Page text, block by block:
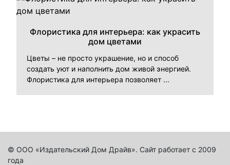
Флористика для интерьера: как украсить
дом цветами
Цветы – не просто украшение, но и способ
создать уют и наполнить дом живой энергией.
Флористика для интерьера позволяет ...
© ООО «Издательский Дом Драйв». Сайт работает с 2009
года